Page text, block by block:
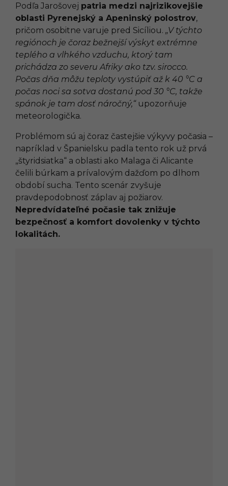
Podľa Jarošovej patria medzi najrizikovejšie
oblasti Pyrenejský a Apeninský polostrov,
pričom osobitne varuje pred Sicíliou. „V týchto
regiónoch je čoraz bežnejší výskyt extrémne
teplého a vlhkého vzduchu, ktorý tam
prichádza zo severu Afriky ako tzv. sirocco.
Počas dňa môžu teploty vystúpiť až k 40 °C a
počas noci sa sotva dostanú pod 30 °C, takže
spánok je tam dosť náročný,“upozorňuje
meteorologička.
Problémom sú aj čoraz častejšie výkyvy počasia –
napríklad v Španielsku padla tento rok už prvá
„štyridsiatka“ a oblasti ako Malaga či Alicante
čelili búrkam a prívalovým dažďom po dlhom
období sucha. Tento scenár zvyšuje
pravdepodobnosť záplav aj požiarov.
Nepredvídateľné počasie tak znižuje
bezpečnosť a komfort dovolenky v týchto
lokalitách.